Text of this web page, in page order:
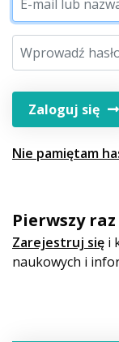
Zaloguj się
Nie pamiętam
Pierwszy
Zarejestruj się i
naukowych i